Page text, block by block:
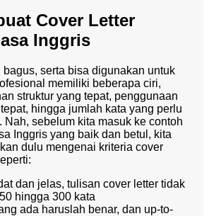
Cover Letter
Inggris
bagus, serta bisa digunakan untuk
memiliki beberapa ciri,
struktur yang tepat, penggunaan
hingga jumlah kata yang perlu
Nah, sebelum kita masuk ke contoh
Inggris yang baik dan betul, kita
dulu mengenai kriteria cover
dan jelas, tulisan cover letter tidak
hingga 300 kata
ada haruslah benar, dan up-to-